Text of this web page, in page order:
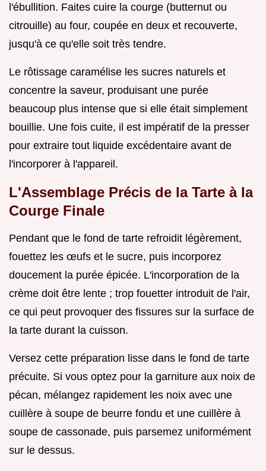
l'ébullition. Faites cuire la courge (butternut ou
citrouille) au four, coupée en deux et recouverte,
jusqu'à ce qu'elle soit très tendre.
Le rôtissage caramélise les sucres naturels et
concentre la saveur, produisant une purée
beaucoup plus intense que si elle était simplement
bouillie. Une fois cuite, il est impératif de la presser
pour extraire tout liquide excédentaire avant de
l'incorporer à l'appareil.
L'Assemblage Précis de la Tarte à la
Courge Finale
Pendant que le fond de tarte refroidit légèrement,
fouettez les œufs et le sucre, puis incorporez
doucement la purée épicée. L'incorporation de la
crème doit être lente ; trop fouetter introduit de l'air,
ce qui peut provoquer des fissures sur la surface de
la tarte durant la cuisson.
Versez cette préparation lisse dans le fond de tarte
précuite. Si vous optez pour la garniture aux noix de
pécan, mélangez rapidement les noix avec une
cuillère à soupe de beurre fondu et une cuillère à
soupe de cassonade, puis parsemez uniformément
sur le dessus.